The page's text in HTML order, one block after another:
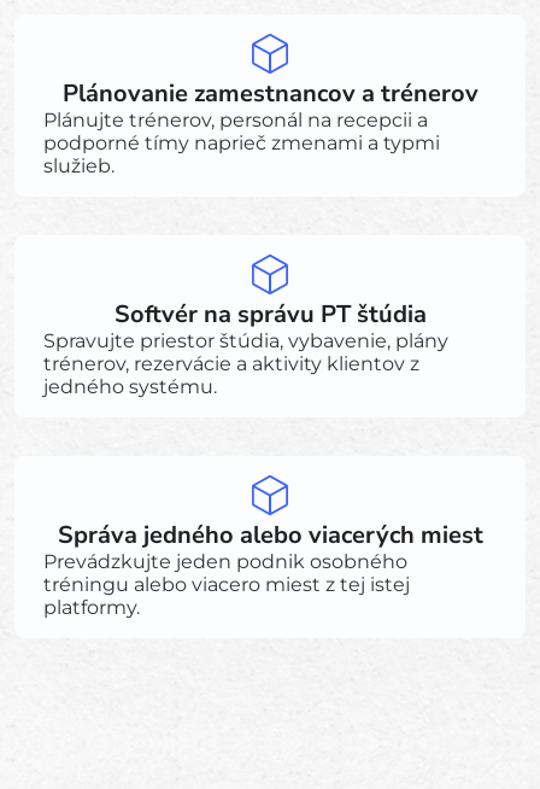
Plánovanie zamestnancov a trénerov
Plánujte trénerov, personál na recepcii a
podporné tímy naprieč zmenami a typmi
služieb.
Softvér na správu PT štúdia
Spravujte priestor štúdia, vybavenie, plány
trénerov, rezervácie a aktivity klientov z
jedného systému.
Správa jedného alebo viacerých miest
Prevádzkujte jeden podnik osobného
tréningu alebo viacero miest z tej istej
platformy.